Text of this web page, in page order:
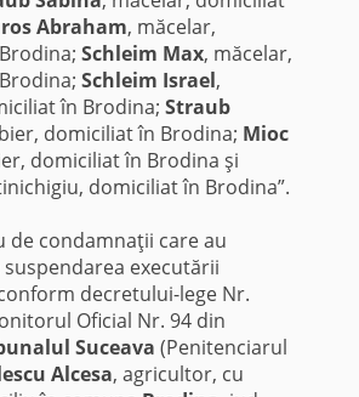
Abraham, măcelar,
Schleim Max, măcelar,
Schleim Israel,
în Brodina; Straub
domiciliat în Brodina; Mioc
domiciliat în Brodina şi
domiciliat în Brodina”.
de condamnaţii care au
executării
decretului-lege Nr.
Oficial Nr. 94 din
Suceava (Penitenciarul
Alcesa, agricultor, cu